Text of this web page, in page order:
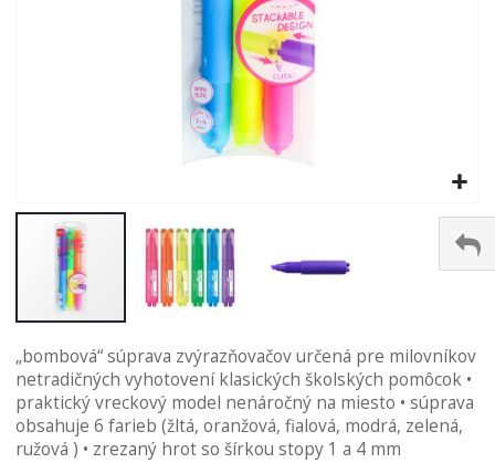
na
začiatok
galérie
obrázkov
„bombová“ súprava zvýrazňovačov určená pre milovníkov
netradičných vyhotovení klasických školských pomôcok •
praktický vreckový model nenáročný na miesto • súprava
obsahuje 6 farieb (žltá, oranžová, fialová, modrá, zelená,
ružová ) • zrezaný hrot so šírkou stopy 1 a 4 mm